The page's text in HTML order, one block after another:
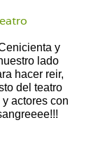
y
lado
hacer reir,
del teatro
actores con